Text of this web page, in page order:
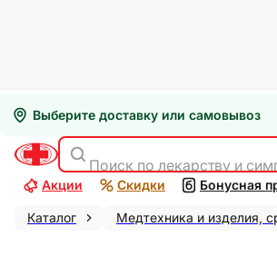
Выберите доставку или самовывоз
Поиск по лекарству и
Акции Скидки Бонусная
Каталог Медтехника и изделия,